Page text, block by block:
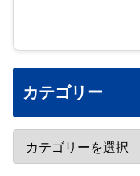
カテゴリー